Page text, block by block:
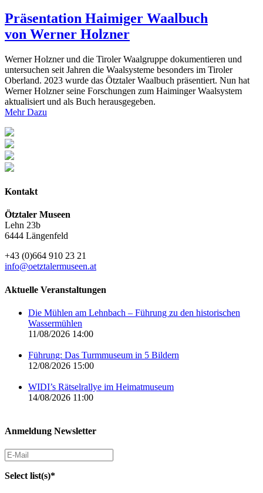
Präsentation Haimiger Waalbuch
von Werner Holzner
Werner Holzner und die Tiroler Waalgruppe dokumentieren und
untersuchen seit Jahren die Waalsysteme besonders im Tiroler
Oberland. 2023 wurde das Ötztaler Waalbuch präsentiert. Nun hat
Werner Holzner seine Forschungen zum Haiminger Waalsystem
aktualisiert und als Buch herausgegeben.
Mehr Dazu
Kontakt
Ötztaler Museen
Lehn 23b
6444 Längenfeld
+43 (0)664 910 23 21
info@oetztalermuseen.at
Aktuelle Veranstaltungen
Die Mühlen am Lehnbach – Führung zu den historischen
Wassermühlen
11/08/2026 14:00
Führung: Das Turmmuseum in 5 Bildern
12/08/2026 15:00
WIDI’s Rätselrallye im Heimatmuseum
14/08/2026 11:00
Anmeldung Newsletter
Select list(s)*